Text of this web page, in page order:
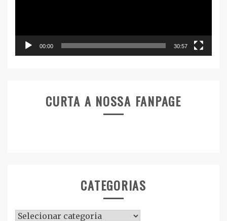
00:00 30:57
CURTA A NOSSA FANPAGE
CATEGORIAS
Categorias